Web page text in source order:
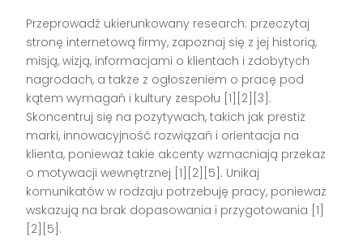
Przeprowadź ukierunkowany research: przeczytaj
stronę internetową firmy, zapoznaj się z jej historią,
misją, wizją, informacjami o klientach i zdobytych
nagrodach, a także z ogłoszeniem o pracę pod
kątem wymagań i kultury zespołu [1][2][3].
Skoncentruj się na pozytywach, takich jak prestiż
marki, innowacyjność rozwiązań i orientacja na
klienta, ponieważ takie akcenty wzmacniają przekaz
o motywacji wewnętrznej [1][2][5]. Unikaj
komunikatów w rodzaju potrzebuję pracy, ponieważ
wskazują na brak dopasowania i przygotowania [1]
[2][5].